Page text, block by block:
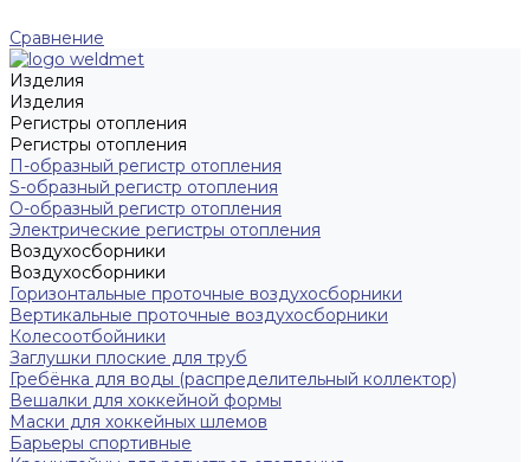
Сравнение
Изделия
Изделия
Регистры отопления
Регистры отопления
П-образный регистр отопления
S-образный регистр отопления
O-образный регистр отопления
Электрические регистры отопления
Воздухосборники
Воздухосборники
Горизонтальные проточные воздухосборники
Вертикальные проточные воздухосборники
Колесоотбойники
Заглушки плоские для труб
Гребёнка для воды (распределительный коллектор)
Вешалки для хоккейной формы
Маски для хоккейных шлемов
Барьеры спортивные